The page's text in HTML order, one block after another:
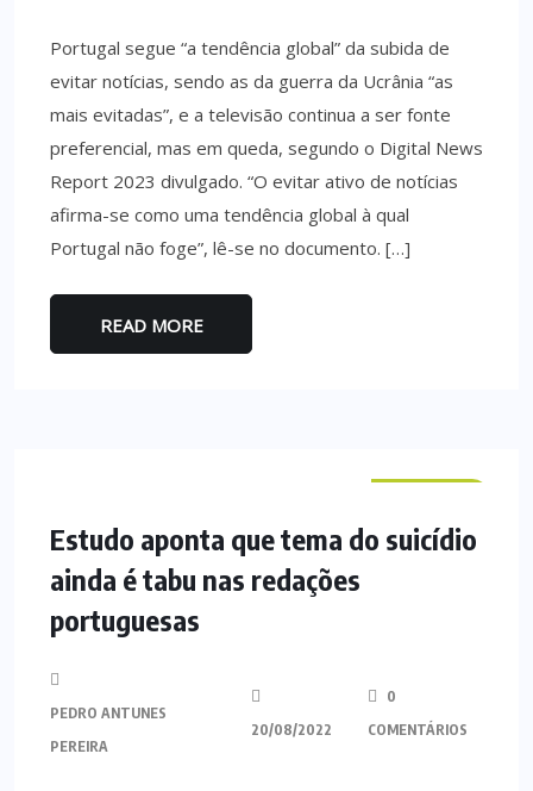
Portugal segue “a tendência global” da subida de
evitar notícias, sendo as da guerra da Ucrânia “as
mais evitadas”, e a televisão continua a ser fonte
preferencial, mas em queda, segundo o Digital News
Report 2023 divulgado. “O evitar ativo de notícias
afirma-se como uma tendência global à qual
Portugal não foge”, lê-se no documento. […]
READ MORE
Estudo aponta que tema do suicídio
ainda é tabu nas redações
portuguesas
PEDRO ANTUNES
PEREIRA
20/08/2022
0
COMENTÁRIOS